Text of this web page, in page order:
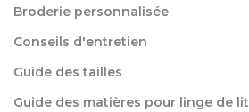
Broderie personnalisée
Conseils d'entretien
Guide des tailles
Guide des matières pour linge de lit